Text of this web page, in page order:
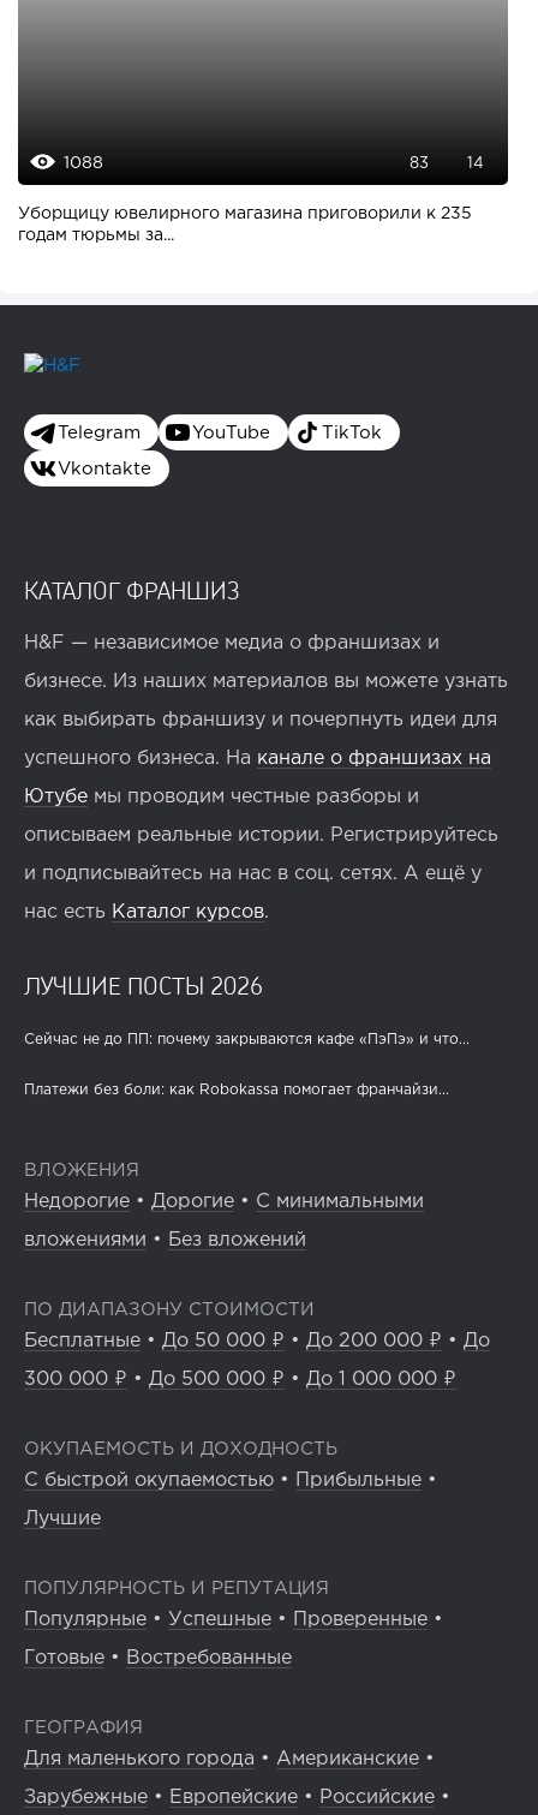
1088 83 14
Уборщицу ювелирного магазина приговорили к 235
годам тюрьмы за...
Telegram YouTube TikTok
Vkontakte
КАТАЛОГ ФРАНШИЗ
H&F — независимое медиа о франшизах и
бизнесе. Из наших материалов вы можете узнать
как выбирать франшизу и почерпнуть идеи для
успешного бизнеса. На канале о франшизах на
Ютубе мы проводим честные разборы и
описываем реальные истории. Регистрируйтесь
и подписывайтесь на нас в соц. сетях. А ещё у
нас есть Каталог курсов.
ЛУЧШИЕ ПОСТЫ 2026
Сейчас не до ПП: почему закрываются кафе «ПэПэ» и что...
Платежи без боли: как Robokassa помогает франчайзи...
ВЛОЖЕНИЯ
Недорогие • Дорогие • С минимальными
вложениями • Без вложений
ПО ДИАПАЗОНУ СТОИМОСТИ
Бесплатные • До 50 000 ₽ • До 200 000 ₽ • До
300 000 ₽ • До 500 000 ₽ • До 1 000 000 ₽
ОКУПАЕМОСТЬ И ДОХОДНОСТЬ
С быстрой окупаемостью • Прибыльные •
Лучшие
ПОПУЛЯРНОСТЬ И РЕПУТАЦИЯ
Популярные • Успешные • Проверенные •
Готовые • Востребованные
ГЕОГРАФИЯ
Для маленького города • Американские •
Зарубежные • Европейские • Российские •